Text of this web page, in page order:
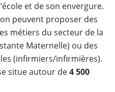
et de son envergure.
peuvent proposer des
métiers du secteur de la
Maternelle) ou des
(infirmiers/infirmières).
situe autour de4 500